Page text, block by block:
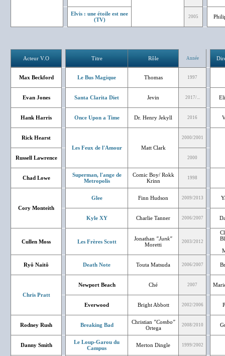
Elvis : une étoile est nee
(TV)
2005
Acteur V.O Titre Rôle Année
Max Beckford Le Bus Magique Thomas 1997
Evan Jones Santa Clarita Diet Jevin 2017/...
Hank Harris Once Upon a Time Dr. Henry Jekyll 2016
Rick Hearst
Les Feux de l'Amour
Matt Clark
2000/2001
Russell Lawrence 2000
Chad Lowe
Superman, l'ange de
Metropolis
Comic Boy/ Rokk
Krinn
1998
Cory Monteith
Glee Finn Hudson 2009/2013
Kyle XY Charlie Tanner 2006/2007
Cullen Moss Les Frères Scott Jonathan "Junk"
Moretti
2003/2012
Ryô Naitô Death Note Touta Matsuda 2006/2007
Chris Pratt
Newport Beach Ché 2007
Everwood Bright Abbott 2002/2006
Rodney Rush Breaking Bad Christian "Combo"
Ortega
2008/2010
Danny Smith
Le Loup-Garou du
Campus
Merton Dingle 1999/2002